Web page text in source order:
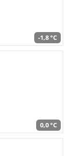
-1,8 °C
0,0 °C